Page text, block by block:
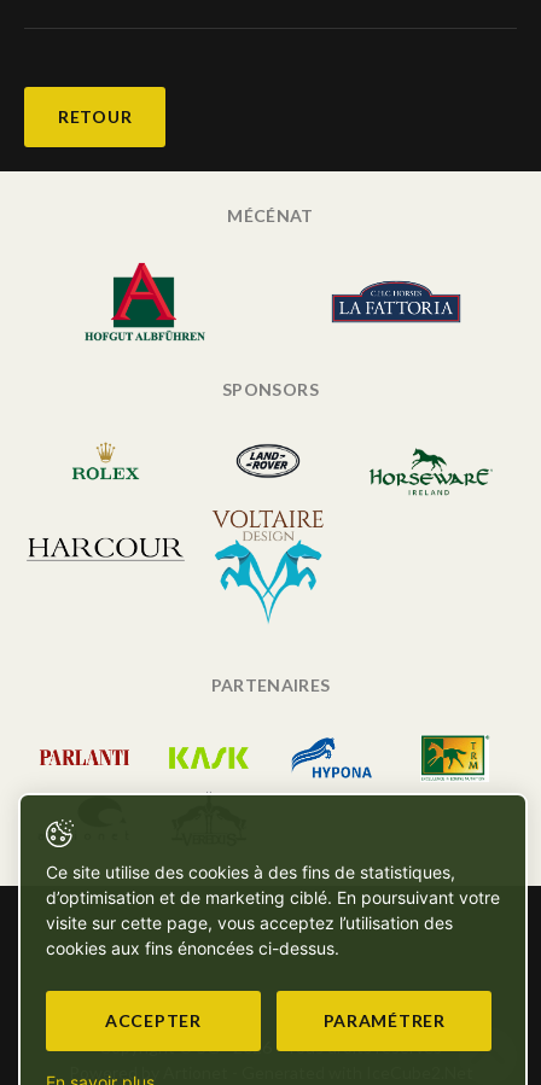
RETOUR
MÉCÉNAT
SPONSORS
PARTENAIRES
Copyright © SG - 2026 - Tous droits réservés
Powered by Artionet
Ce site utilise des cookies à des fins de statistiques,
d’optimisation et de marketing ciblé. En poursuivant votre
visite sur cette page, vous acceptez l’utilisation des
cookies aux fins énoncées ci-dessus.
ACCEPTER PARAMÉTRER